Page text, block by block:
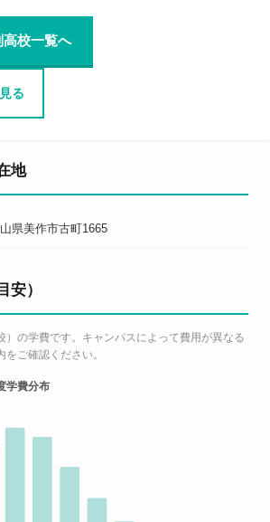
高校一覧へ
る
地
県美作市古町1665
安）
）の学費です。キャンパスによって費用が異なる
ご確認ください。
学費分布